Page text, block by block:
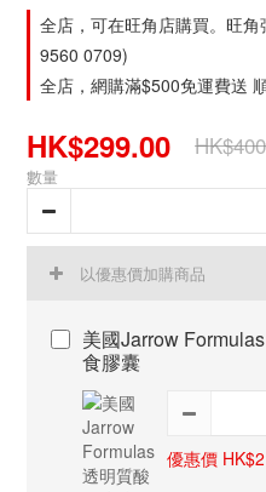
全店，可在旺角店購買。旺
9560 0709)
全店，網購滿$500免運費送
HK$299.00
數量
以優惠價加購商品
美國Jarrow
食膠囊
優惠價